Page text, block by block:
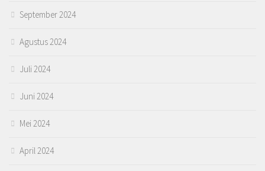
September 2024
Agustus 2024
Juli 2024
Juni 2024
Mei 2024
April 2024